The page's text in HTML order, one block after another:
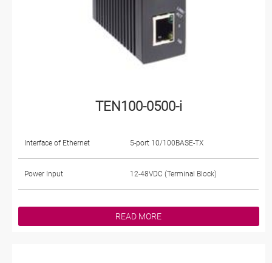
TEN100-0500-i
Interface of Ethernet 5-port 10/100BASE-TX
Power Input 12-48VDC (Terminal Block)
READ MORE